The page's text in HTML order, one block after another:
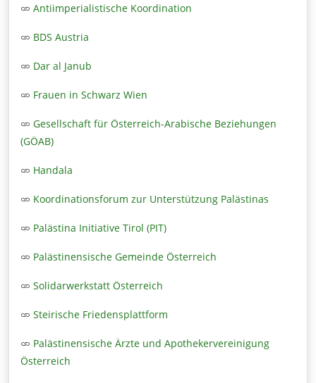
Antiimperialistische Koordination
BDS Austria
Dar al Janub
Frauen in Schwarz Wien
Gesellschaft für Österreich-Arabische Beziehungen
(GÖAB)
Handala
Koordinationsforum zur Unterstützung Palästinas
Palästina Initiative Tirol (PIT)
Palästinensische Gemeinde Österreich
Solidarwerkstatt Österreich
Steirische Friedensplattform
Palästinensische Ärzte und Apothekervereinigung
Österreich